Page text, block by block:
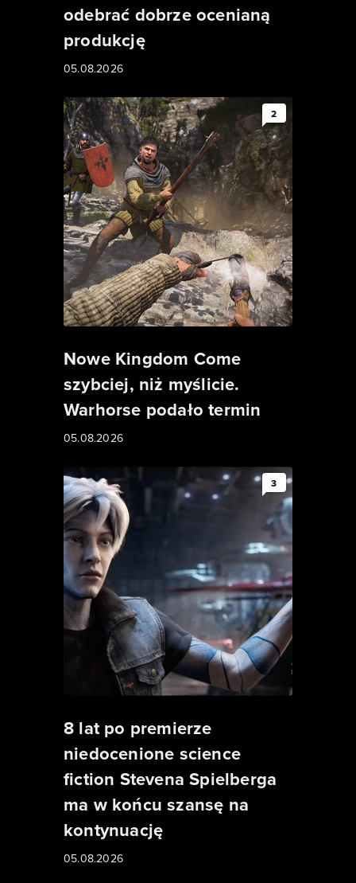
odebrać dobrze ocenianą
produkcję
05.08.2026
2
Nowe Kingdom Come
szybciej, niż myślicie.
Warhorse podało termin
05.08.2026
3
8 lat po premierze
niedocenione science
fiction Stevena Spielberga
ma w końcu szansę na
kontynuację
05.08.2026